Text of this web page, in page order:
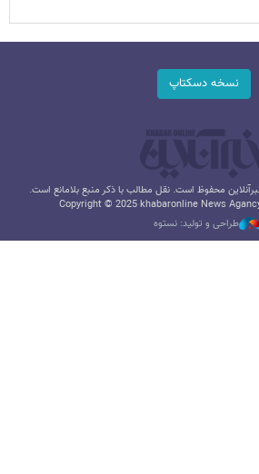
نسخه دسکتاپ
محفوظ است. نقل مطالب با ذکر منبع بلامانع است.
Copyright © 2025 khabaronline News
طراحی و تولید: نستوه